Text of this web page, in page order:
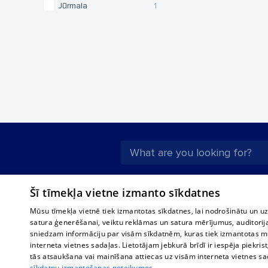
1
Jūrmala
About us
For business
Tariffs
Privacy policy
Bus
Train
Šī tīmekļa vietne izmanto sīkdatnes
Mūsu tīmekļa vietnē tiek izmantotas sīkdatnes, lai nodrošinātu un
satura ģenerēšanai, veiktu reklāmas un satura mērījumus,
sniedzam informāciju par visām sīkdatnēm, kuras tiek izmantotas
interneta vietnes sadaļas. Lietotājam jebkurā brīdī ir iespēja
tās atsaukšana vai mainīšana attiecas uz visām interneta vietnes